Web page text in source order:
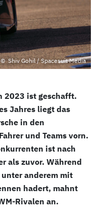
Shiv Gohil / Spacesuit Media
2023 ist geschafft.
Jahres liegt das
in den
und Teams vorn.
ist nach
als zuvor. Während
anderem mit
hadert, mahnt
Rivalen an.